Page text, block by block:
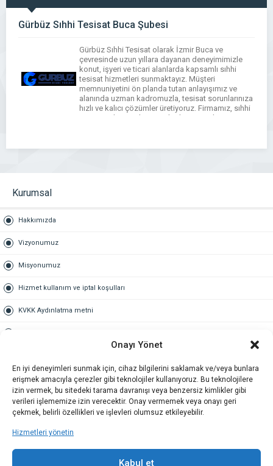
Onayı Yönet
En iyi deneyimleri sunmak için, cihaz bilgilerini saklamak ve/veya bunlara
erişmek amacıyla çerezler gibi teknolojiler kullanıyoruz. Bu teknolojilere
izin vermek, bu sitedeki tarama davranışı veya benzersiz kimlikler gibi
verileri işlememize izin verecektir. Onay vermemek veya onayı geri
çekmek, belirli özellikleri ve işlevleri olumsuz etkileyebilir.
Hizmetleri yönetin
Kabul et
Gürbüz Sıhhi Tesisat Buca Şubesi
Gürbüz Sıhhi Tesisat olarak İzmir Buca ve
çevresinde uzun yıllara dayanan deneyimimizle
konut, işyeri ve ticari alanlarda kapsamlı sıhhi
tesisat hizmetleri sunmaktayız. Müşteri
memnuniyetini ön planda tutan anlayışımız ve
alanında uzman kadromuzla, tesisat sorunlarınıza
hızlı ve kalıcı çözümler üretiyoruz. Firmamız, sıhhi
tesisat sektöründe geniş bir hizmet yelpazesi
Kurumsal
Hakkımızda
Vizyonumuz
Misyonumuz
Hizmet kullanım ve iptal koşulları
KVKK Aydınlatma metni
Gold üyelik nedir
Kariyer
İş Başvuru Formu